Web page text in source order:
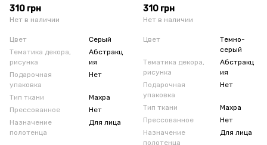
310 грн
Нет в наличии
Цвет
Серый
Тематика декора,
рисунка
Абстракц
ия
Подарочная
упаковка
Нет
Тип ткани
Махра
Прессованное
Нет
Назначение
полотенца
Для лица
серое
310 грн
Нет в наличии
Цвет
Темно-
серый
Тематика декора,
рисунка
Абстракц
ия
Подарочная
упаковка
Нет
Тип ткани
Махра
Прессованное
Нет
Назначение
полотенца
Для лица